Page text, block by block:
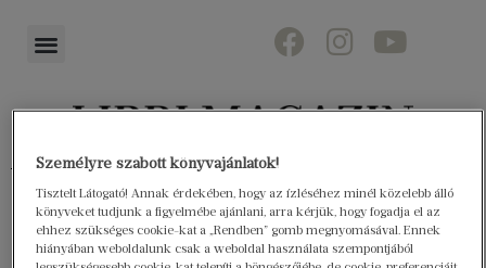
Könyvektől az olvasókig
Személyre szabott könyvajánlatok!
Tisztelt Látogató! Annak érdekében, hogy az ízléséhez minél közelebb álló
könyveket tudjunk a figyelmébe ajánlani, arra kérjük, hogy fogadja el az
ehhez szükséges cookie-kat a „Rendben” gomb megnyomásával. Ennek
hiányában weboldalunk csak a weboldal használata szempontjából